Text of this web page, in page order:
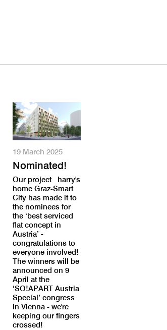
19 March 2025
Nominated!
Our project harry's
home Graz-Smart
City has made it to
the nominees for
the ‘best serviced
flat concept in
Austria’ -
congratulations to
everyone involved!
The winners will be
announced on 9
April at the
‘SO!APART Austria
Special’ congress
in Vienna - we're
keeping our fingers
crossed!